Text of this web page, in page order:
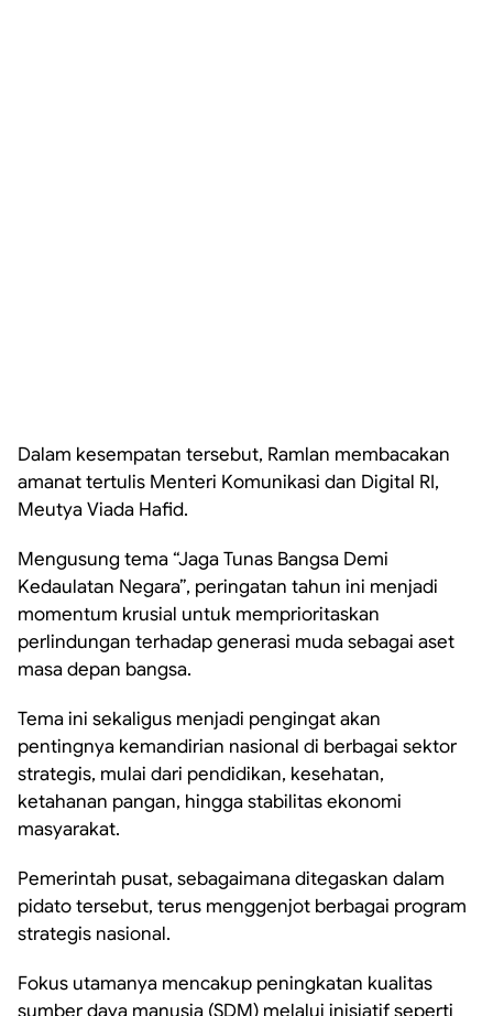
Dalam kesempatan tersebut, Ramlan membacakan
amanat tertulis Menteri Komunikasi dan Digital RI,
Meutya Viada Hafid.
Mengusung tema “Jaga Tunas Bangsa Demi
Kedaulatan Negara”, peringatan tahun ini menjadi
momentum krusial untuk memprioritaskan
perlindungan terhadap generasi muda sebagai aset
masa depan bangsa.
Tema ini sekaligus menjadi pengingat akan
pentingnya kemandirian nasional di berbagai sektor
strategis, mulai dari pendidikan, kesehatan,
ketahanan pangan, hingga stabilitas ekonomi
masyarakat.
Pemerintah pusat, sebagaimana ditegaskan dalam
pidato tersebut, terus menggenjot berbagai program
strategis nasional.
Fokus utamanya mencakup peningkatan kualitas
sumber daya manusia (SDM) melalui inisiatif seperti